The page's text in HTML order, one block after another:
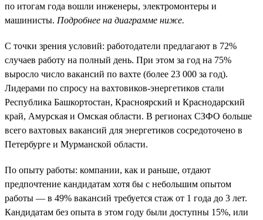
по итогам года вошли инженеры, электромонтеры и
машинисты. Подробнее на диаграмме ниже.
С точки зрения условий: работодатели предлагают в 72%
случаев работу на полный день. При этом за год на 75%
выросло число вакансий по вахте (более 23 000 за год).
Лидерами по спросу на вахтовиков-энергетиков стали
Республика Башкортостан, Красноярский и Краснодарский
край, Амурская и Омская области. В регионах СЗФО больше
всего вахтовых вакансий для энергетиков сосредоточено в
Петербурге и Мурманской области.
По опыту работы: компании, как и раньше, отдают
предпочтение кандидатам хотя бы с небольшим опытом
работы — в 49% вакансий требуется стаж от 1 года до 3 лет.
Кандидатам без опыта в этом году были доступны 15%, или